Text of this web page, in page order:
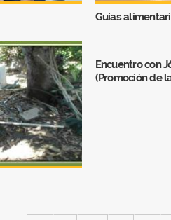
Guías
Encuentro con
(Promoción de